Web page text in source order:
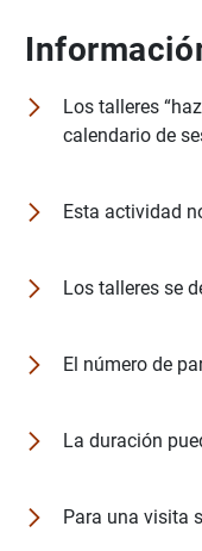
Los talleres
calendario de
Esta actividad
Los talleres se
El número de
La duración
Para una visita